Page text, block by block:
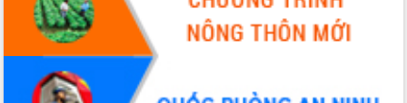
Lễ phát động chuỗi hoạt động chung
tay làm sạch môi trường
Xã Ea Kar bước chuyển mình trong
công tác cải cách hành chính mô hình
mới